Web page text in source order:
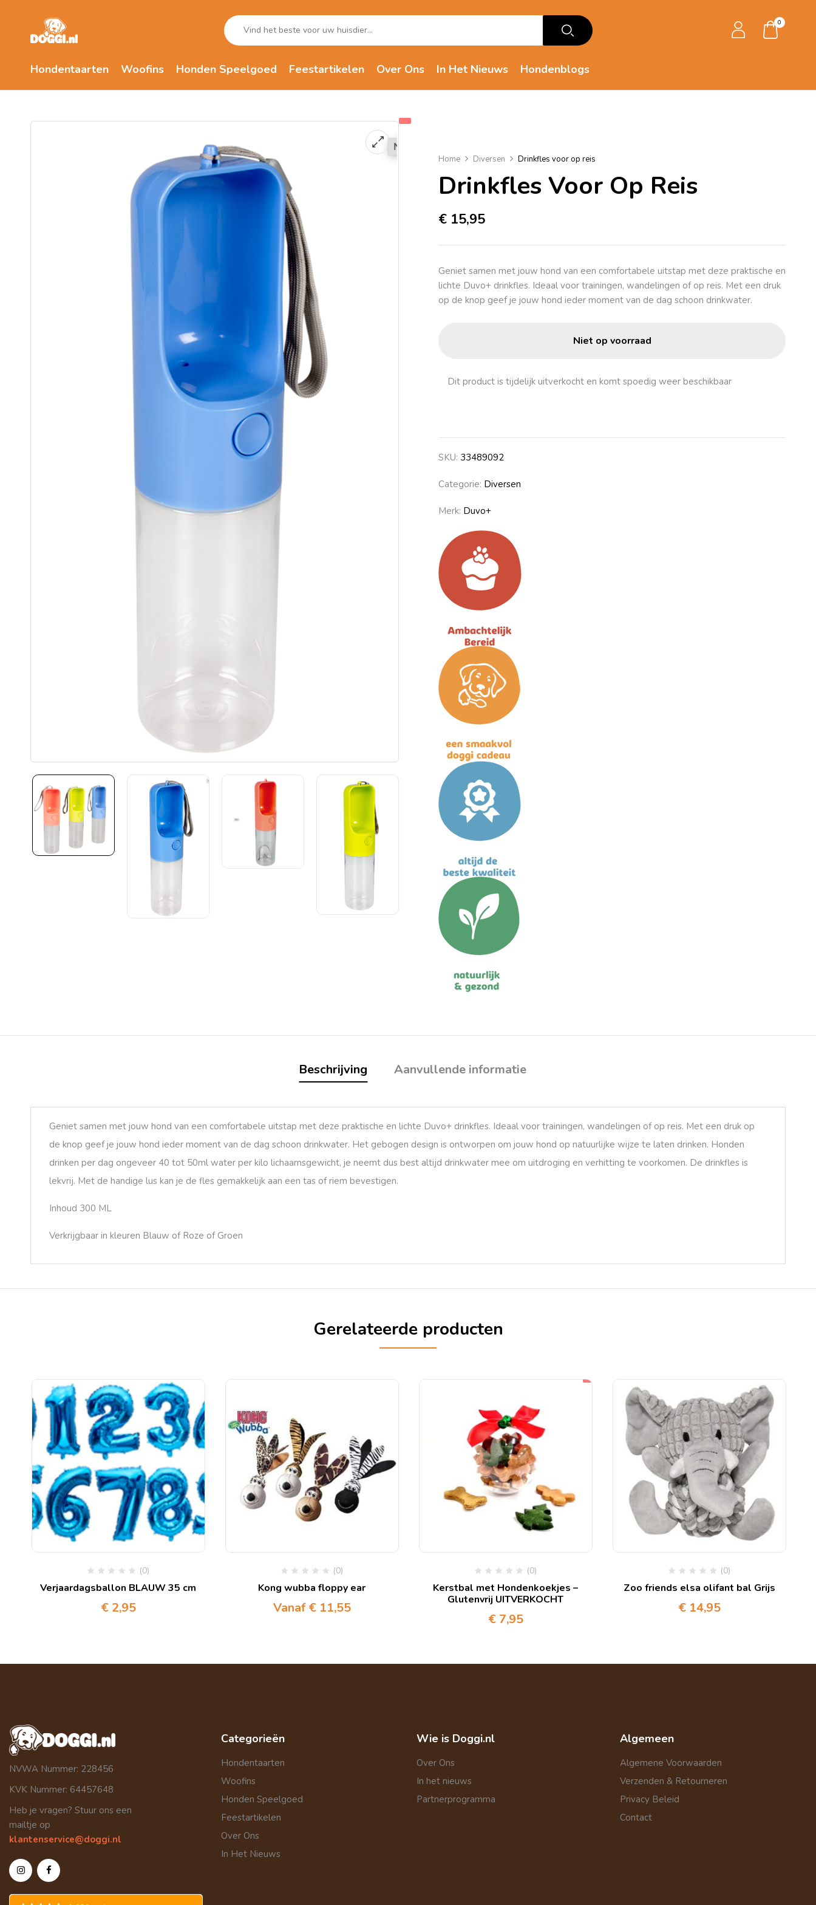
0
Hondentaarten Woofins Honden Speelgoed Feestartikelen Over Ons In Het Nieuws Hondenblogs
Home Diversen Drinkfles voor op reis
Drinkfles Voor Op Reis
€ 15,95
Geniet samen met jouw hond van een comfortabele uitstap met deze praktische en
lichte Duvo+ drinkfles. Ideaal voor trainingen, wandelingen of op reis. Met een druk
op de knop geef je jouw hond ieder moment van de dag schoon drinkwater.
Niet op voorraad
Dit product is tijdelijk uitverkocht en komt spoedig weer beschikbaar
SKU: 33489092
Categorie: Diversen
Merk: Duvo+
Beschrijving Aanvullende informatie
Geniet samen met jouw hond van een comfortabele uitstap met deze praktische en lichte Duvo+ drinkfles. Ideaal voor trainingen, wandelingen of op reis. Met een druk op
de knop geef je jouw hond ieder moment van de dag schoon drinkwater. Het gebogen design is ontworpen om jouw hond op natuurlijke wijze te laten drinken. Honden
drinken per dag ongeveer 40 tot 50ml water per kilo lichaamsgewicht, je neemt dus best altijd drinkwater mee om uitdroging en verhitting te voorkomen. De drinkfles is
lekvrij. Met de handige lus kan je de fles gemakkelijk aan een tas of riem bevestigen.
Inhoud 300 ML
Verkrijgbaar in kleuren Blauw of Roze of Groen
Gerelateerde producten
(0)
Verjaardagsballon BLAUW 35 cm
€2,95
(0)
Kong wubba floppy ear
Vanaf€11,55
(0)
Kerstbal met Hondenkoekjes –
Glutenvrij UITVERKOCHT
€7,95
(0)
Zoo friends elsa olifant bal Grijs
€14,95
NVWA Nummer: 228456
KVK Nummer: 64457648
Heb je vragen? Stuur ons een
mailtje op
klantenservice@doggi.nl
Categorieën
Hondentaarten
Woofins
Honden Speelgoed
Feestartikelen
Over Ons
In Het Nieuws
Wie is Doggi.nl
Over Ons
In het nieuws
Partnerprogramma
Algemeen
Algemene Voorwaarden
Verzenden & Retourneren
Privacy Beleid
Contact